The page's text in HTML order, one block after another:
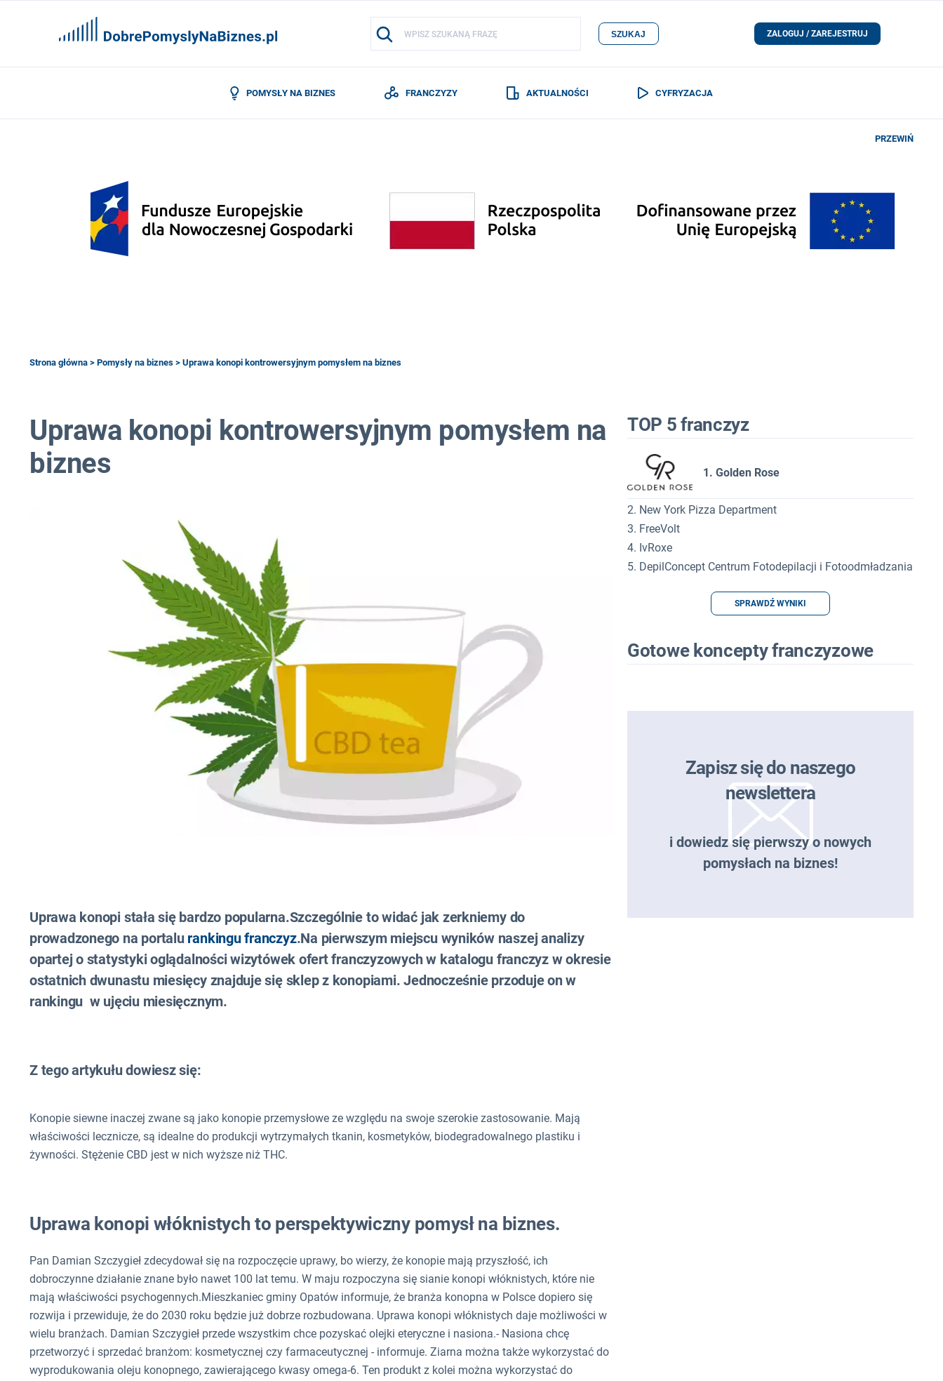
SZUKAJ ZALOGUJ / ZAREJESTRUJ
POMYSŁY NA BIZNES FRANCZYZY AKTUALNOŚCI CYFRYZACJA
PRZEWIŃ
Strona główna > Pomysły na biznes > Uprawa konopi kontrowersyjnym pomysłem na biznes
Uprawa konopi kontrowersyjnym pomysłem na
biznes
Uprawa konopi stała się bardzo popularna.Szczególnie to widać jak zerkniemy do
prowadzonego na portalu rankingu franczyz.Na pierwszym miejscu wyników naszej analizy
opartej o statystyki oglądalności wizytówek ofert franczyzowych w katalogu franczyz w okresie
ostatnich dwunastu miesięcy znajduje się sklep z konopiami. Jednocześnie przoduje on w
rankingu w ujęciu miesięcznym.
Z tego artykułu dowiesz się:
Konopie siewne inaczej zwane są jako konopie przemysłowe ze względu na swoje szerokie zastosowanie. Mają
właściwości lecznicze, są idealne do produkcji wytrzymałych tkanin, kosmetyków, biodegradowalnego plastiku i
żywności. Stężenie CBD jest w nich wyższe niż THC.
Uprawa konopi włóknistych to perspektywiczny pomysł na biznes.
Pan Damian Szczygieł zdecydował się na rozpoczęcie uprawy, bo wierzy, że konopie mają przyszłość, ich
dobroczynne działanie znane było nawet 100 lat temu. W maju rozpoczyna się sianie konopi włóknistych, które nie
mają właściwości psychogennych.Mieszkaniec gminy Opatów informuje, że branża konopna w Polsce dopiero się
rozwija i przewiduje, że do 2030 roku będzie już dobrze rozbudowana. Uprawa konopi włóknistych daje możliwości w
wielu branżach. Damian Szczygieł przede wszystkim chce pozyskać olejki eteryczne i nasiona.- Nasiona chcę
przetworzyć i sprzedać branżom: kosmetycznej czy farmaceutycznej - informuje. Ziarna można także wykorzystać do
wyprodukowania oleju konopnego, zawierającego kwasy omega-6. Ten produkt z kolei można wykorzystać do
TOP 5 franczyz
1. Golden Rose
2. New York Pizza Department
3. FreeVolt
4. IvRoxe
5. DepilConcept Centrum Fotodepilacji i Fotoodmładzania
SPRAWDŹ WYNIKI
Gotowe koncepty franczyzowe
Zapisz się do naszego
newslettera
i dowiedz się pierwszy o nowych
pomysłach na biznes!